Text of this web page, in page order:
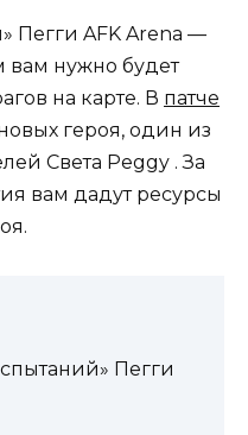
Пегги AFK Arena —
вам нужно будет
на карте. В патче
героя, один из
Света Peggy . За
вам дадут ресурсы
Пегги